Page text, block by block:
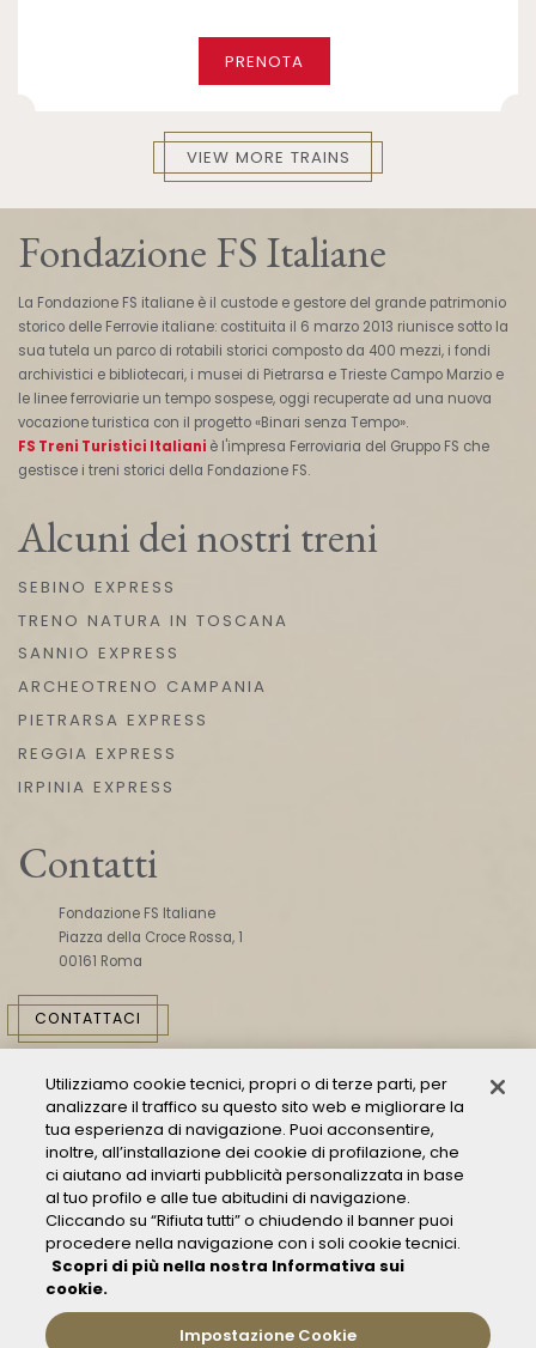
PRENOTA
VIEW MORE TRAINS
Fondazione FS Italiane
La Fondazione FS italiane è il custode e gestore del grande patrimonio
storico delle Ferrovie italiane: costituita il 6 marzo 2013 riunisce sotto la
sua tutela un parco di rotabili storici composto da 400 mezzi, i fondi
archivistici e bibliotecari, i musei di Pietrarsa e Trieste Campo Marzio e
le linee ferroviarie un tempo sospese, oggi recuperate ad una nuova
vocazione turistica con il progetto «Binari senza Tempo».
FS Treni Turistici Italiani è l'impresa Ferroviaria del Gruppo FS che
gestisce i treni storici della Fondazione FS.
Alcuni dei nostri treni
SEBINO EXPRESS
TRENO NATURA IN TOSCANA
SANNIO EXPRESS
ARCHEOTRENO CAMPANIA
PIETRARSA EXPRESS
REGGIA EXPRESS
IRPINIA EXPRESS
Contatti
Fondazione FS Italiane
Piazza della Croce Rossa, 1
00161 Roma
CONTATTACI
Consulta il Modello 231
Gestione delle segnalazioni - Whistleblowing
Condizioni Generali di Trasporto
Privacy policy
Utilizziamo cookie tecnici, propri o di terze parti, per
analizzare il traffico su questo sito web e migliorare la
tua esperienza di navigazione. Puoi acconsentire,
inoltre, all’installazione dei cookie di profilazione, che
ci aiutano ad inviarti pubblicità personalizzata in base
al tuo profilo e alle tue abitudini di navigazione.
Cliccando su “Rifiuta tutti” o chiudendo il banner puoi
procedere nella navigazione con i soli cookie tecnici.
Scopri di più nella nostra Informativa sui
cookie.
Impostazione Cookie